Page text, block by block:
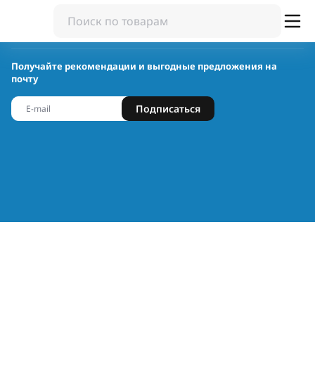
Получайте рекомендации и выгодные предложения на
почту
Подписаться